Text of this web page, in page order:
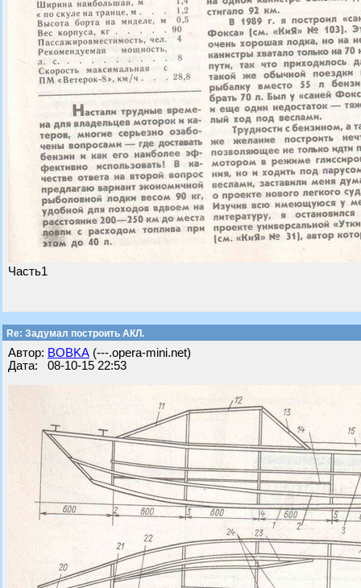
Часть1
Re: Задумал построить АКЛ.
Автор: BOBKA (---.opera-mini.net)
Дата: 08-10-15 22:53